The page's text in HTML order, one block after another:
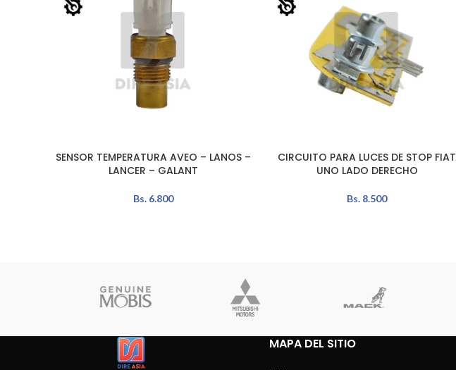
LEER MÁS
SENSOR TEMPERATURA AVEO – LANOS –
LANCER – GALANT
Bs. 6.800
LEER MÁS
CIRCUITO PARA LUCES DE STOP FIAT
UNO LADO DERECHO
Bs. 8.500
MAPA DEL SITIO